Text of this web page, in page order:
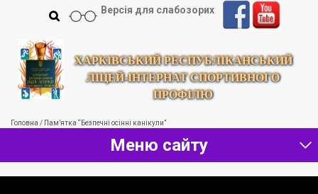
ХАРКІВСЬКИЙ РЕСПУБЛІКАНСЬКИЙ
ЛІЦЕЙ-ІНТЕРНАТ СПОРТИВНОГО
ПРОФІЛЮ
Версія для слабозорих
Головна / Пам’ятка “Безпечні осінні канікули”
Меню сайту